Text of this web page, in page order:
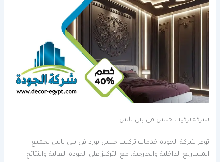
شركة تركيب جبس في بني ياس
توفر شركة الجودة خدمات تركيب جبس بورد في بني ياس لجميع
المشاريع الداخلية والخارجية، مع التركيز على الجودة العالية والنتائج